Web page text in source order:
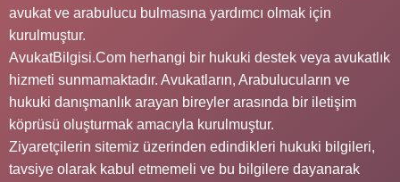
avukat ve arabulucu bulmasına yardımcı olmak için
kurulmuştur.
AvukatBilgisi.Com herhangi bir hukuki destek veya avukatlık
hizmeti sunmamaktadır. Avukatların, Arabulucuların ve
hukuki danışmanlık arayan bireyler arasında bir iletişim
köprüsü oluşturmak amacıyla kurulmuştur.
Ziyaretçilerin sitemiz üzerinden edindikleri hukuki bilgileri,
tavsiye olarak kabul etmemeli ve bu bilgilere dayanarak